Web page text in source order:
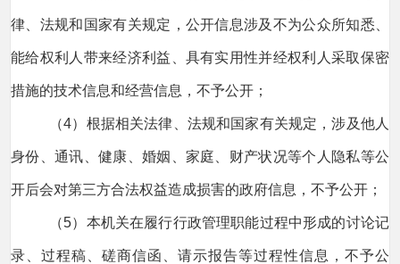
律、法规和国家有关规定，公开信息涉及不为公众所知悉、
能给权利人带来经济利益、具有实用性并经权利人采取保密
措施的技术信息和经营信息，不予公开；
（4）根据相关法律、法规和国家有关规定，涉及他人
身份、通讯、健康、婚姻、家庭、财产状况等个人隐私等公
开后会对第三方合法权益造成损害的政府信息，不予公开；
（5）本机关在履行行政管理职能过程中形成的讨论记
录、过程稿、磋商信函、请示报告等过程性信息，不予公